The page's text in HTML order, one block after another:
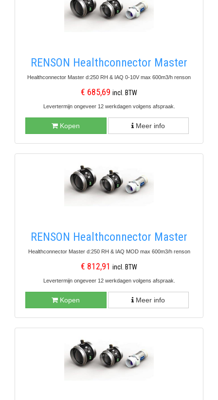
RENSON Healthconnector Master
Healthconnector Master d:250 RH & IAQ 0-10V max 600m3/h renson
€ 685,69 incl. BTW
Levertermijn ongeveer 12 werkdagen volgens afspraak.
Kopen Meer info
RENSON Healthconnector Master
Healthconnector Master d:250 RH & IAQ MOD max 600m3/h renson
€ 812,91 incl. BTW
Levertermijn ongeveer 12 werkdagen volgens afspraak.
Kopen Meer info